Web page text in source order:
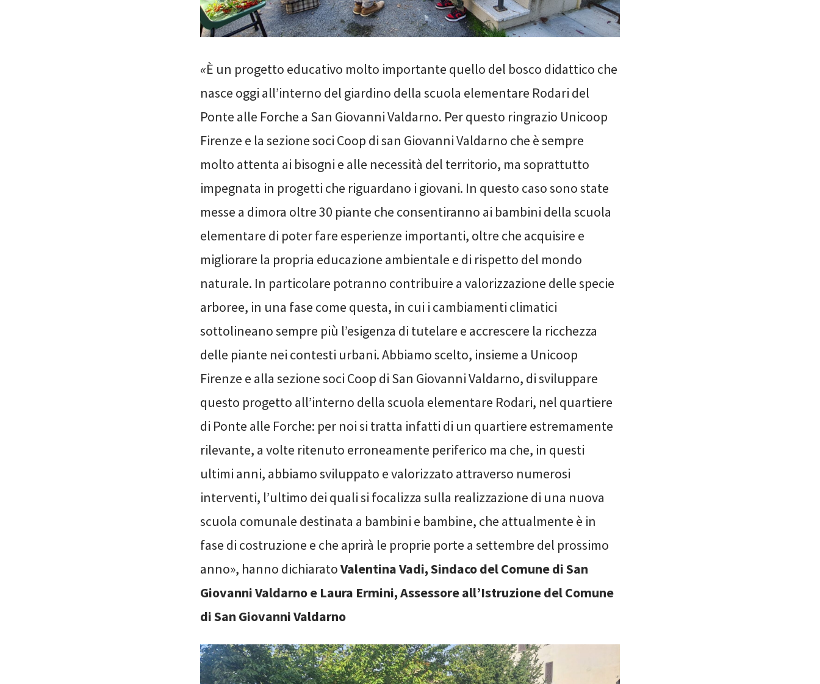
«È un progetto educativo molto importante quello del bosco didattico che
nasce oggi all’interno del giardino della scuola elementare Rodari del
Ponte alle Forche a San Giovanni Valdarno. Per questo ringrazio Unicoop
Firenze e la sezione soci Coop di san Giovanni Valdarno che è sempre
molto attenta ai bisogni e alle necessità del territorio, ma soprattutto
impegnata in progetti che riguardano i giovani. In questo caso sono state
messe a dimora oltre 30 piante che consentiranno ai bambini della scuola
elementare di poter fare esperienze importanti, oltre che acquisire e
migliorare la propria educazione ambientale e di rispetto del mondo
naturale. In particolare potranno contribuire a valorizzazione delle specie
arboree, in una fase come questa, in cui i cambiamenti climatici
sottolineano sempre più l’esigenza di tutelare e accrescere la ricchezza
delle piante nei contesti urbani. Abbiamo scelto, insieme a Unicoop
Firenze e alla sezione soci Coop di San Giovanni Valdarno, di sviluppare
questo progetto all’interno della scuola elementare Rodari, nel quartiere
di Ponte alle Forche: per noi si tratta infatti di un quartiere estremamente
rilevante, a volte ritenuto erroneamente periferico ma che, in questi
ultimi anni, abbiamo sviluppato e valorizzato attraverso numerosi
interventi, l’ultimo dei quali si focalizza sulla realizzazione di una nuova
scuola comunale destinata a bambini e bambine, che attualmente è in
fase di costruzione e che aprirà le proprie porte a settembre del prossimo
anno», hanno dichiaratoValentina Vadi, Sindaco del Comune di San
Giovanni Valdarno e Laura Ermini, Assessore all’Istruzione del Comune
di San Giovanni Valdarno